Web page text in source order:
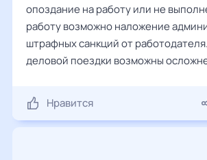
опоздание на работу или не
работу возможно наложение
штрафных санкций от
деловой поездки возможны
Нравится